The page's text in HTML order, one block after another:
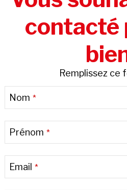
contacté
Remplissez ce
Email
Address
Nom *
Prénom *
Email *